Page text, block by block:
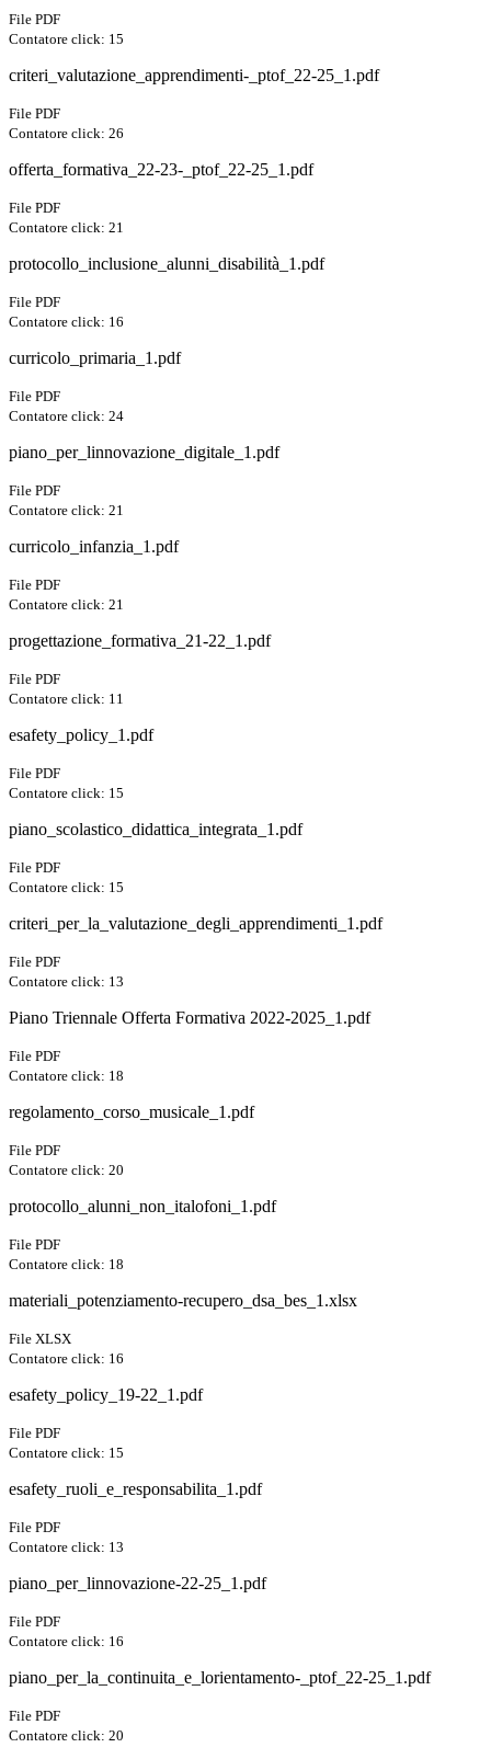
File PDF
Contatore click: 15
criteri_valutazione_apprendimenti-_ptof_22-25_1.pdf
File PDF
Contatore click: 26
offerta_formativa_22-23-_ptof_22-25_1.pdf
File PDF
Contatore click: 21
protocollo_inclusione_alunni_disabilità_1.pdf
File PDF
Contatore click: 16
curricolo_primaria_1.pdf
File PDF
Contatore click: 24
piano_per_linnovazione_digitale_1.pdf
File PDF
Contatore click: 21
curricolo_infanzia_1.pdf
File PDF
Contatore click: 21
progettazione_formativa_21-22_1.pdf
File PDF
Contatore click: 11
esafety_policy_1.pdf
File PDF
Contatore click: 15
piano_scolastico_didattica_integrata_1.pdf
File PDF
Contatore click: 15
criteri_per_la_valutazione_degli_apprendimenti_1.pdf
File PDF
Contatore click: 13
Piano Triennale Offerta Formativa 2022-2025_1.pdf
File PDF
Contatore click: 18
regolamento_corso_musicale_1.pdf
File PDF
Contatore click: 20
protocollo_alunni_non_italofoni_1.pdf
File PDF
Contatore click: 18
materiali_potenziamento-recupero_dsa_bes_1.xlsx
File XLSX
Contatore click: 16
esafety_policy_19-22_1.pdf
File PDF
Contatore click: 15
esafety_ruoli_e_responsabilita_1.pdf
File PDF
Contatore click: 13
piano_per_linnovazione-22-25_1.pdf
File PDF
Contatore click: 16
piano_per_la_continuita_e_lorientamento-_ptof_22-25_1.pdf
File PDF
Contatore click: 20